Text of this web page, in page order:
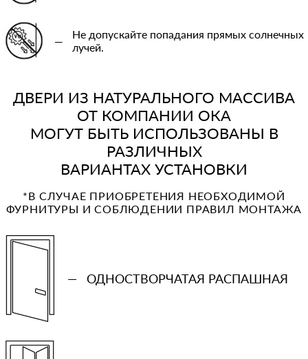
—
Не допускайте попадания прямых солнечных
лучей.
ДВЕРИ ИЗ НАТУРАЛЬНОГО МАССИВА
ОТ КОМПАНИИ ОКА
МОГУТ БЫТЬ ИСПОЛЬЗОВАНЫ В
РАЗЛИЧНЫХ
ВАРИАНТАХ УСТАНОВКИ
*В СЛУЧАЕ ПРИОБРЕТЕНИЯ НЕОБХОДИМОЙ
ФУРНИТУРЫ И СОБЛЮДЕНИИ ПРАВИЛ МОНТАЖА
— ОДНОСТВОРЧАТАЯ РАСПАШНАЯ